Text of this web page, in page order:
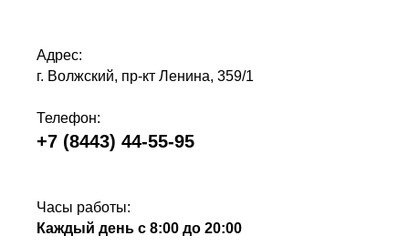
Адрес:
г. Волжский, пр-кт Ленина, 359/1
Телефон:
+7 (8443) 44-55-95
Часы работы:
Каждый день с 8:00 до 20:00